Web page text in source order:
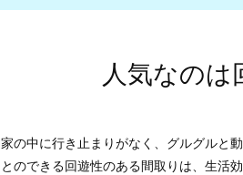
人気なのは
家の中に行き止まりがなく、グルグルと動
とのできる回遊性のある間取りは、生活